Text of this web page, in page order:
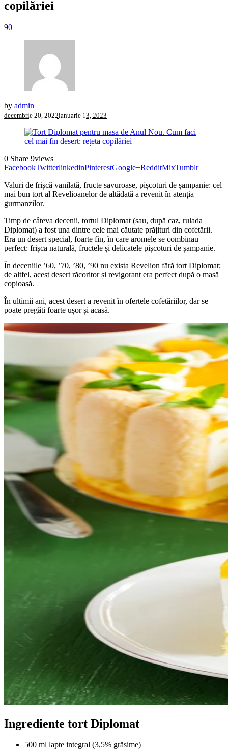
copilăriei
90
by admin
decembrie 20, 2022ianuarie 13, 2023
0 Share 9views
FacebookTwitterlinkedinPinterestGoogle+RedditMixTumblr
Valuri de frișcă vanilată, fructe savuroase, pișcoturi de șampanie: cel
mai bun tort al Revelioanelor de altădată a revenit în atenția
gurmanzilor.
Timp de câteva decenii, tortul Diplomat (sau, după caz, rulada
Diplomat) a fost una dintre cele mai căutate prăjituri din cofetării.
Era un desert special, foarte fin, în care aromele se combinau
perfect: frișca naturală, fructele și delicatele pișcoturi de șampanie.
În deceniile ʼ60, ʼ70, ʼ80, ʼ90 nu exista Revelion fără tort Diplomat;
de altfel, acest desert răcoritor și revigorant era perfect după o masă
copioasă.
În ultimii ani, acest desert a revenit în ofertele cofetăriilor, dar se
poate pregăti foarte ușor și acasă.
Ingrediente tort Diplomat
500 ml lapte integral (3,5% grăsime)